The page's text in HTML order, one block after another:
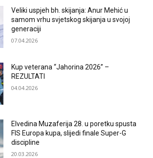
Veliki uspjeh bh. skijanja: Anur Mehić u
samom vrhu svjetskog skijanja u svojoj
generaciji
07.04.2026
Kup veterana “Jahorina 2026” –
REZULTATI
04.04.2026
Elvedina Muzaferija 28. u poretku spusta
FIS Europa kupa, slijedi finale Super-G
discipline
20.03.2026